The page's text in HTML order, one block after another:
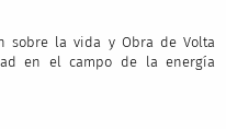
sobre la vida y Obra de Volta
en el campo de la energía